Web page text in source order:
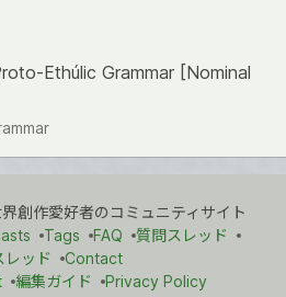
Ethúlic Grammar [Nominal
創作愛好者のコミュニティサイト
Tags FAQ
質問スレッド
レッド
Contact
編集ガイド
Privacy Policy